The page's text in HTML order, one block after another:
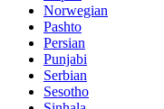
Norwegian
Pashto
Persian
Punjabi
Serbian
Sesotho